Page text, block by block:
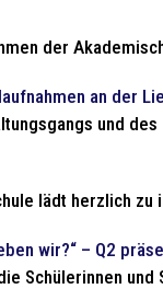
der
an der
und
lädt herzlich
wir?“ – Q2
Schülerinnen